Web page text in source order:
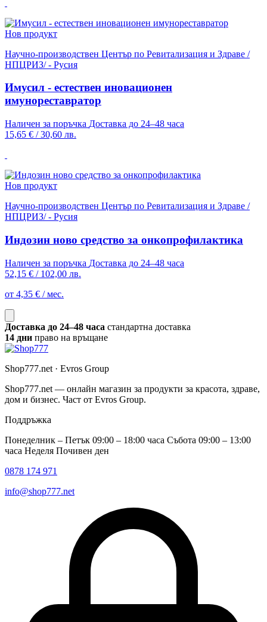
Нов продукт
Научно-производствен Център по Ревитализация и Здраве /
НПЦРИЗ/ - Русия
Имусил - естествен иновационен
имунореставратор
Наличен за поръчка Доставка до 24–48 часа
15,65 € / 30,60 лв.
Нов продукт
Научно-производствен Център по Ревитализация и Здраве /
НПЦРИЗ/ - Русия
Индозин ново средство за онкопрофилактика
Наличен за поръчка Доставка до 24–48 часа
52,15 € / 102,00 лв.
от 4,35 € / мес.
Доставка до 24–48 часа стандартна доставка
14 дни право на връщане
Shop777.net · Evros Group
Shop777.net — онлайн магазин за продукти за красота, здраве,
дом и бизнес. Част от Evros Group.
Поддръжка
Понеделник – Петък 09:00 – 18:00 часа Събота 09:00 – 13:00
часа Неделя Почивен ден
0878 174 971
info@shop777.net